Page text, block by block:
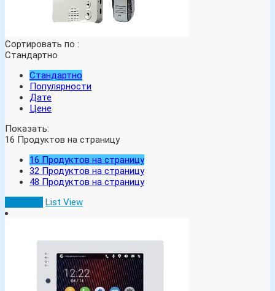
Сортировать по :
Стандартно
Стандартно
Популярности
Дате
Цене
Показать:
16 Продуктов на страницу
16 Продуктов на страницу
32 Продуктов на страницу
48 Продуктов на страницу
List View